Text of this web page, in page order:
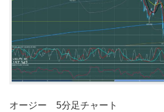
オージー 5分足チャート